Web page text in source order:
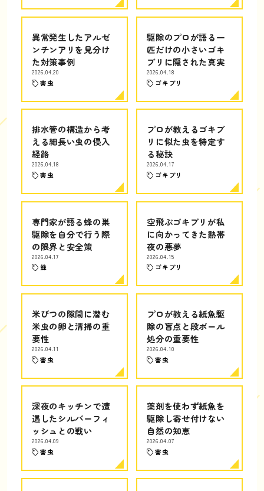
異常発生したアルゼ
ンチンアリを見分け
た対策事例
2026.04.20
害虫
駆除のプロが語る一
匹だけの小さいゴキ
ブリに隠された真実
2026.04.18
ゴキブリ
排水管の構造から考
える細長い虫の侵入
経路
2026.04.18
害虫
プロが教えるゴキブ
リに似た虫を特定す
る秘訣
2026.04.17
ゴキブリ
専門家が語る蜂の巣
駆除を自分で行う際
の限界と安全策
2026.04.17
蜂
空飛ぶゴキブリが私
に向かってきた熱帯
夜の悪夢
2026.04.15
ゴキブリ
米びつの隙間に潜む
米虫の卵と清掃の重
要性
2026.04.11
害虫
プロが教える紙魚駆
除の盲点と段ボール
処分の重要性
2026.04.10
害虫
深夜のキッチンで遭
遇したシルバーフィ
ッシュとの戦い
2026.04.09
害虫
薬剤を使わず紙魚を
駆除し寄せ付けない
自然の知恵
2026.04.07
害虫